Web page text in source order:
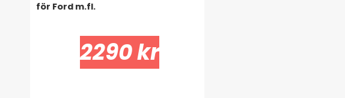
för Ford m.fl.
2290 kr